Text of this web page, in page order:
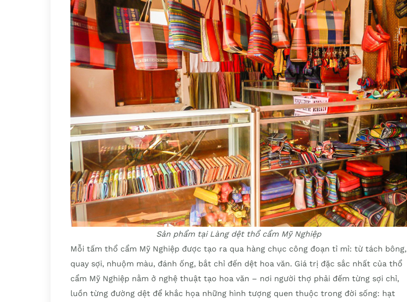
Sản phẩm tại Làng dệt thổ cẩm Mỹ Nghiệp
Mỗi tấm thổ cẩm Mỹ Nghiệp được tạo ra qua hàng chục công đoạn tỉ mỉ: từ tách bông,
quay sợi, nhuộm màu, đánh ống, bắt chỉ đến dệt hoa văn. Giá trị đặc sắc nhất của thổ
cẩm Mỹ Nghiệp nằm ở nghệ thuật tạo hoa văn – nơi người thợ phải đếm từng sợi chỉ,
luồn từng đường dệt để khắc họa những hình tượng quen thuộc trong đời sống: hạt